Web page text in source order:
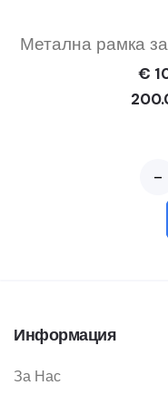
Метална рамка
€
-
Информация
За Нас